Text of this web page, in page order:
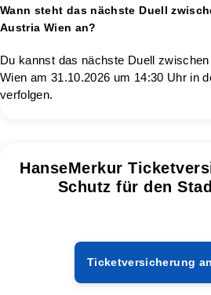
Wann steht das nächste Duell
Austria Wien an?
Du kannst das nächste Duell
Wien am 31.10.2026 um 14:30 Uhr in
verfolgen.
HanseMerkur
Schutz für den
Ticketversicherung